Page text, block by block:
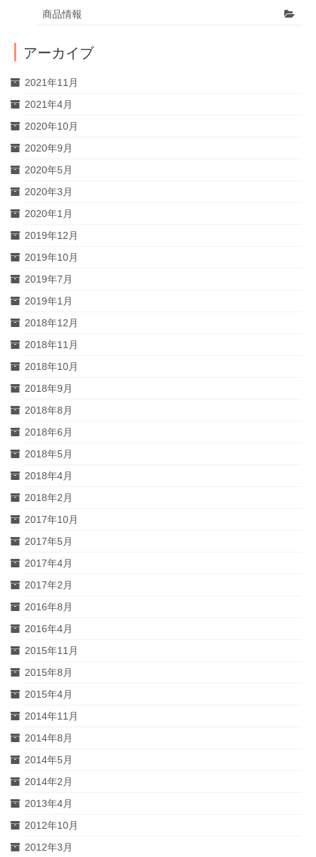
商品情報
アーカイブ
2021年11月
2021年4月
2020年10月
2020年9月
2020年5月
2020年3月
2020年1月
2019年12月
2019年10月
2019年7月
2019年1月
2018年12月
2018年11月
2018年10月
2018年9月
2018年8月
2018年6月
2018年5月
2018年4月
2018年2月
2017年10月
2017年5月
2017年4月
2017年2月
2016年8月
2016年4月
2015年11月
2015年8月
2015年4月
2014年11月
2014年8月
2014年5月
2014年2月
2013年4月
2012年10月
2012年3月